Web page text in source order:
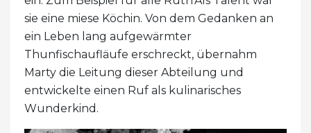
sie eine miese Köchin. Von dem Gedanken an
ein Leben lang aufgewärmter
Thunfischaufläufe erschreckt, übernahm
Marty die Leitung dieser Abteilung und
entwickelte einen Ruf als kulinarisches
Wunderkind.